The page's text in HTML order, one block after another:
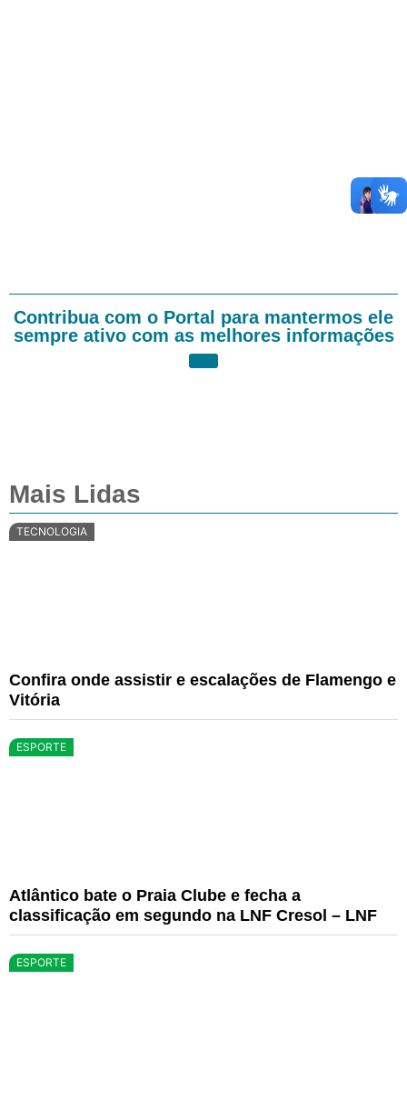
Contribua com o Portal para mantermos ele
sempre ativo com as melhores informações
Mais Lidas
TECNOLOGIA
Confira onde assistir e escalações de Flamengo e
Vitória
ESPORTE
Atlântico bate o Praia Clube e fecha a
classificação em segundo na LNF Cresol – LNF
ESPORTE